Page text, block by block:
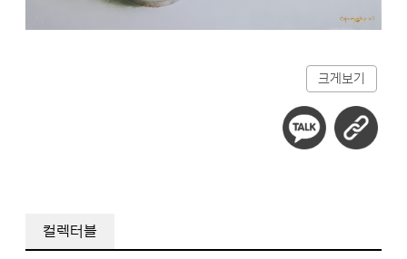
크게보기
컬렉터블